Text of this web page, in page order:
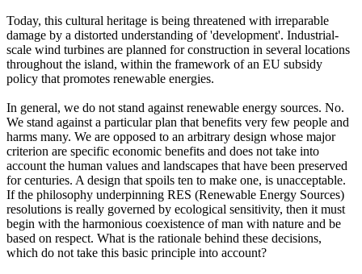
Today, this cultural heritage is being threatened with irreparable
damage by a distorted understanding of 'development'. Industrial-
scale wind turbines are planned for construction in several locations
throughout the island, within the framework of an EU subsidy
policy that promotes renewable energies.
In general, we do not stand against renewable energy sources. No.
We stand against a particular plan that benefits very few people and
harms many. We are opposed to an arbitrary design whose major
criterion are specific economic benefits and does not take into
account the human values and landscapes that have been preserved
for centuries. A design that spoils ten to make one, is unacceptable.
If the philosophy underpinning RES (Renewable Energy Sources)
resolutions is really governed by ecological sensitivity, then it must
begin with the harmonious coexistence of man with nature and be
based on respect. What is the rationale behind these decisions,
which do not take this basic principle into account?